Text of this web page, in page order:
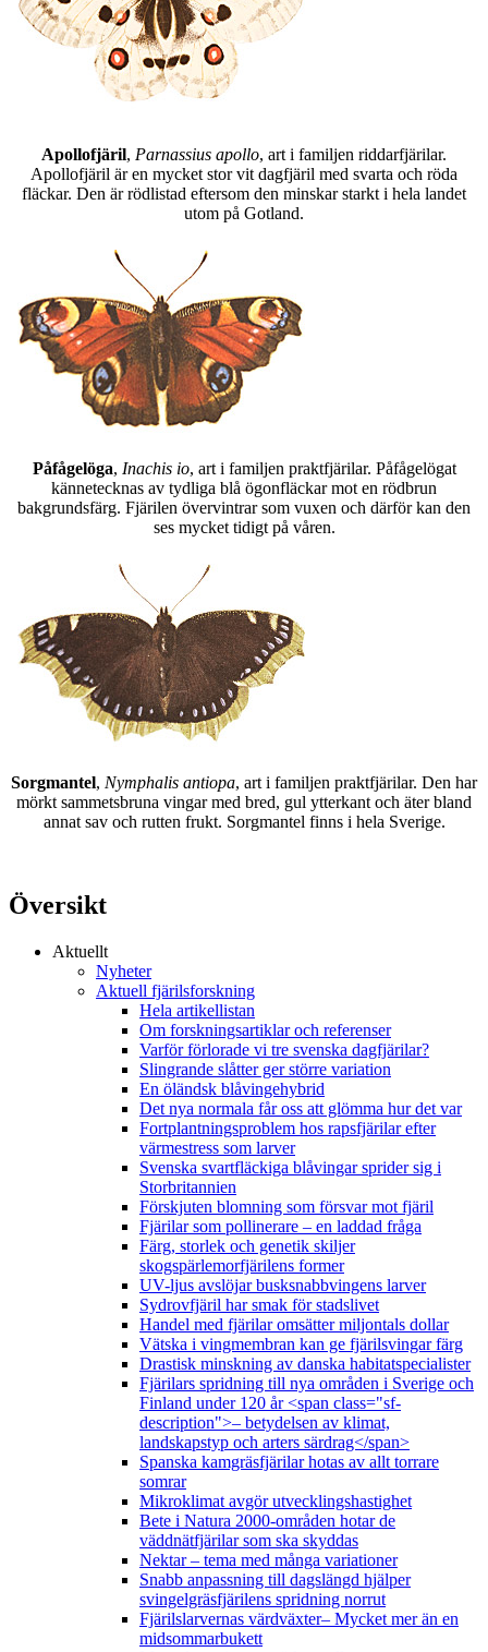
Apollofjäril, Parnassius apollo, art i familjen riddarfjärilar.
Apollofjäril är en mycket stor vit dagfjäril med svarta och röda
fläckar. Den är rödlistad eftersom den minskar starkt i hela landet
utom på Gotland.
Påfågelöga, Inachis io, art i familjen praktfjärilar. Påfågelögat
kännetecknas av tydliga blå ögonfläckar mot en rödbrun
bakgrundsfärg. Fjärilen övervintrar som vuxen och därför kan den
ses mycket tidigt på våren.
Sorgmantel, Nymphalis antiopa, art i familjen praktfjärilar. Den har
mörkt sammetsbruna vingar med bred, gul ytterkant och äter bland
annat sav och rutten frukt. Sorgmantel finns i hela Sverige.
Översikt
Aktuellt
Nyheter
Aktuell fjärilsforskning
Hela artikellistan
Om forskningsartiklar och referenser
Varför förlorade vi tre svenska dagfjärilar?
Slingrande slåtter ger större variation
En öländsk blåvingehybrid
Det nya normala får oss att glömma hur det var
Fortplantningsproblem hos rapsfjärilar efter
värmestress som larver
Svenska svartfläckiga blåvingar sprider sig i
Storbritannien
Förskjuten blomning som försvar mot fjäril
Fjärilar som pollinerare – en laddad fråga
Färg, storlek och genetik skiljer
skogspärlemorfjärilens former
UV-ljus avslöjar busksnabbvingens larver
Sydrovfjäril har smak för stadslivet
Handel med fjärilar omsätter miljontals dollar
Vätska i vingmembran kan ge fjärilsvingar färg
Drastisk minskning av danska habitatspecialister
Fjärilars spridning till nya områden i Sverige och
Finland under 120 år <span class="sf-
description">– betydelsen av klimat,
landskapstyp och arters särdrag</span>
Spanska kamgräsfjärilar hotas av allt torrare
somrar
Mikroklimat avgör utvecklingshastighet
Bete i Natura 2000-områden hotar de
väddnätfjärilar som ska skyddas
Nektar – tema med många variationer
Snabb anpassning till dagslängd hjälper
svingelgräsfjärilens spridning norrut
Fjärilslarvernas värdväxter– Mycket mer än en
midsommarbukett